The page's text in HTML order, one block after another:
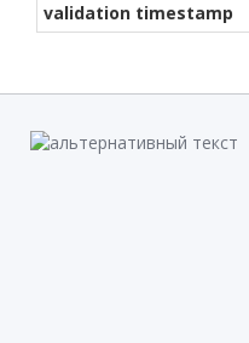
validation timestamp